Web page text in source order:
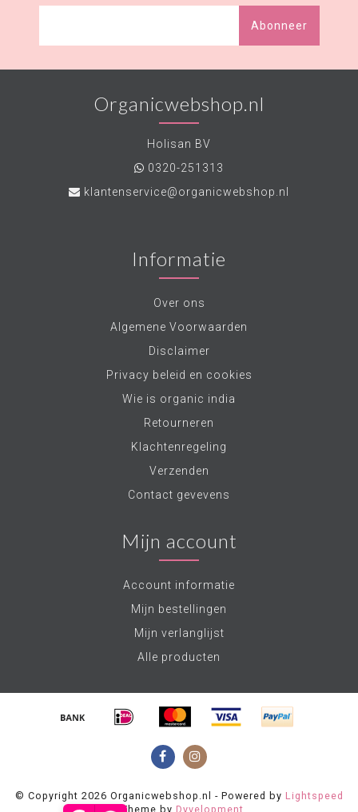
Abonneer
Organicwebshop.nl
Holisan BV
0320-251313
klantenservice@organicwebshop.nl
Informatie
Over ons
Algemene Voorwaarden
Disclaimer
Privacy beleid en cookies
Wie is organic india
Retourneren
Klachtenregeling
Verzenden
Contact gevevens
Mijn account
Account informatie
Mijn bestellingen
Mijn verlanglijst
Alle producten
© Copyright 2026 Organicwebshop.nl - Powered by Lightspeed
- Theme by Dyvelopment